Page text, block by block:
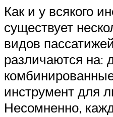
Как и у всякого
существует
видов
различаются на:
инструмент для
Несомненно,